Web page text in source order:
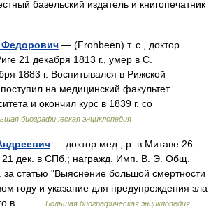
базельский издатель и книгопечатник
— (Frohbeen) т. с., доктор
21 декабря 1813 г., умер в С.
1883 г. Воспитывался в Рижской
на медицинский факультет
и окончил курс в 1839 г. со
биографическая энциклопедия
— доктор мед.; р. в Митаве 26
21 дек. в СПб.; награжд. Имп. В. Э. Общ.
за статью "Выяснение большой смертности
году и указание для предупреждения зла
в… …
Большая биографическая энциклопедия